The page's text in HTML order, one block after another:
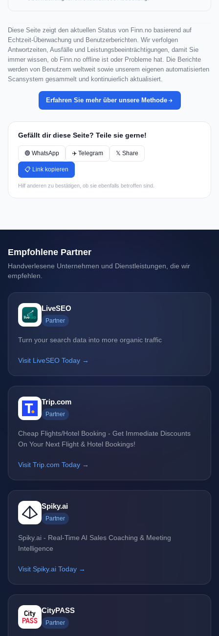
Diese Seite zeigt den aktuellen Status von Finn.no basierend auf
Echtzeit-Überwachung und Benutzerberichten. Wir verfolgen
Antwortzeiten, Ausfälle und Leistungsbeeinträchtigungen, damit Sie
immer wissen, ob Finn.no offline ist oder Probleme hat. Die Berichte
werden von Benutzern weltweit sowie unserem eigenen automatisierten
Scansystem gesammelt und kontinuierlich aktualisiert.
Erfahren Sie mehr über unsere Methode
Gefällt dir diese Seite? Teile sie gerne!
🟢 WhatsApp ✈️ Telegram 𝕏 Share
📋 Link kopieren
Hilf anderen zu bestätigen, ob sie ebenfalls betroffen sind.
Empfohlene Partner
Handverlesene Unternehmen und Dienstleistungen, die wir
empfehlen.
LiveSEO
Partner
Turn your search data into more organic traffic
Visit LiveSEO Today →
Trip.com
Partner
Cheap Flights/Hotel Booking - Get Immediate Discounts
On Your Next Flight & Hotel Bookings!
Visit Trip.com Today →
Spiky.ai
Partner
Spiky.ai - Real-Time AI Sales Coaching & Meeting
Intelligence
Visit Spiky.ai Today →
CityPASS
Partner